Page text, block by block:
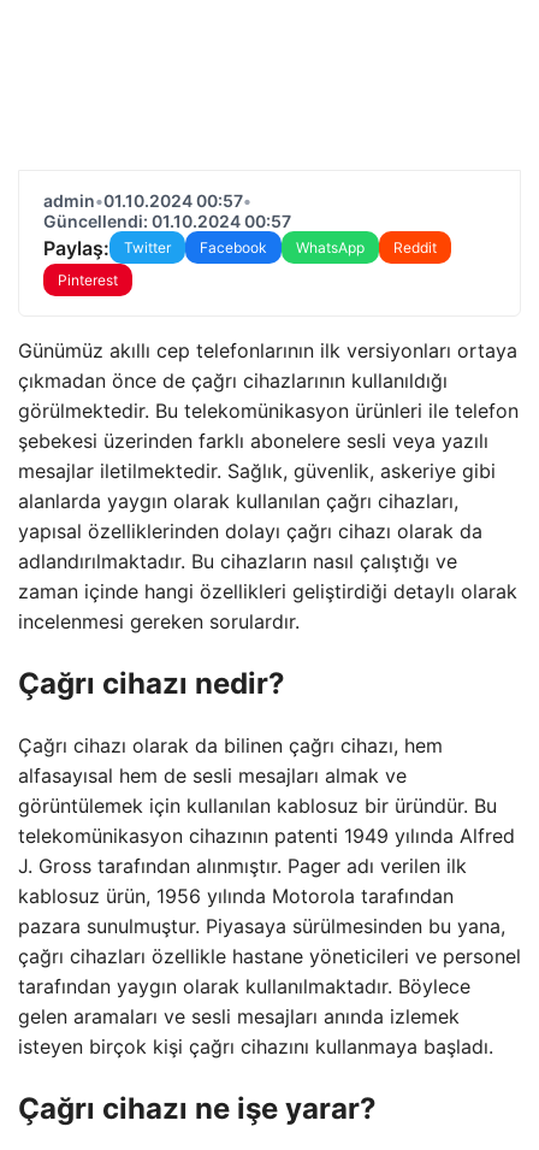
admin•01.10.2024 00:57•
Güncellendi: 01.10.2024 00:57
Paylaş: Twitter Facebook WhatsApp
Reddit
Pinterest
Günümüz akıllı cep telefonlarının ilk versiyonları ortaya
çıkmadan önce de çağrı cihazlarının kullanıldığı
görülmektedir. Bu telekomünikasyon ürünleri ile telefon
şebekesi üzerinden farklı abonelere sesli veya yazılı
mesajlar iletilmektedir. Sağlık, güvenlik, askeriye gibi
alanlarda yaygın olarak kullanılan çağrı cihazları,
yapısal özelliklerinden dolayı çağrı cihazı olarak da
adlandırılmaktadır. Bu cihazların nasıl çalıştığı ve
zaman içinde hangi özellikleri geliştirdiği detaylı olarak
incelenmesi gereken sorulardır.
Çağrı cihazı nedir?
Çağrı cihazı olarak da bilinen çağrı cihazı, hem
alfasayısal hem de sesli mesajları almak ve
görüntülemek için kullanılan kablosuz bir üründür. Bu
telekomünikasyon cihazının patenti 1949 yılında Alfred
J. Gross tarafından alınmıştır. Pager adı verilen ilk
kablosuz ürün, 1956 yılında Motorola tarafından
pazara sunulmuştur. Piyasaya sürülmesinden bu yana,
çağrı cihazları özellikle hastane yöneticileri ve personel
tarafından yaygın olarak kullanılmaktadır. Böylece
gelen aramaları ve sesli mesajları anında izlemek
isteyen birçok kişi çağrı cihazını kullanmaya başladı.
Çağrı cihazı ne işe yarar?